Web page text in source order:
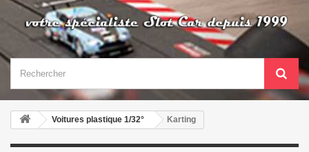
Voitures plastique 1/32° Karting